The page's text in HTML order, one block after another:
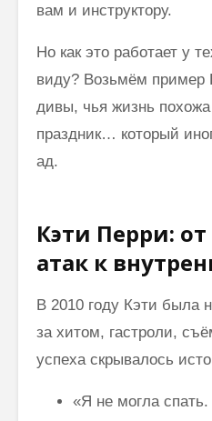
вам и инструктору.
Но как это работает у
виду? Возьмём
дивы, чья жизнь
праздник… который
ад.
Кэти Перри:
атак к
В 2010 году Кэти была
за хитом, гастроли,
успеха скрывалось
«Я не могла